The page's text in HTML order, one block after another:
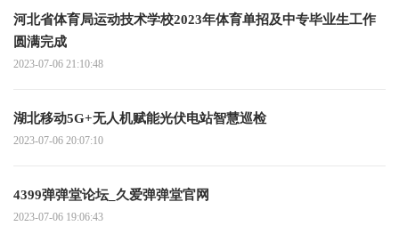
河北省体育局运动技术学校2023年体育单招及中专毕业生工作
圆满完成
2023-07-06 21:10:48
湖北移动5G+无人机赋能光伏电站智慧巡检
2023-07-06 20:07:10
4399弹弹堂论坛_久爱弹弹堂官网
2023-07-06 19:06:43